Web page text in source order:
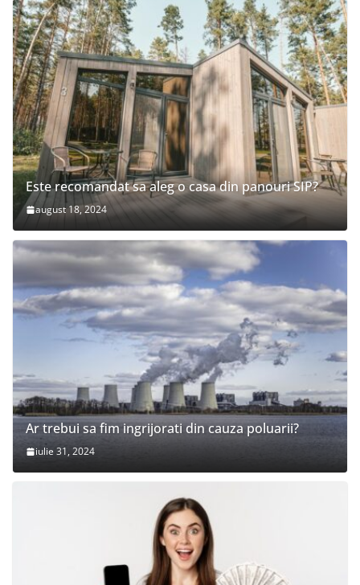
Este recomandat sa aleg o casa din panouri SIP?
august 18, 2024
Ar trebui sa fim ingrijorati din cauza poluarii?
iulie 31, 2024